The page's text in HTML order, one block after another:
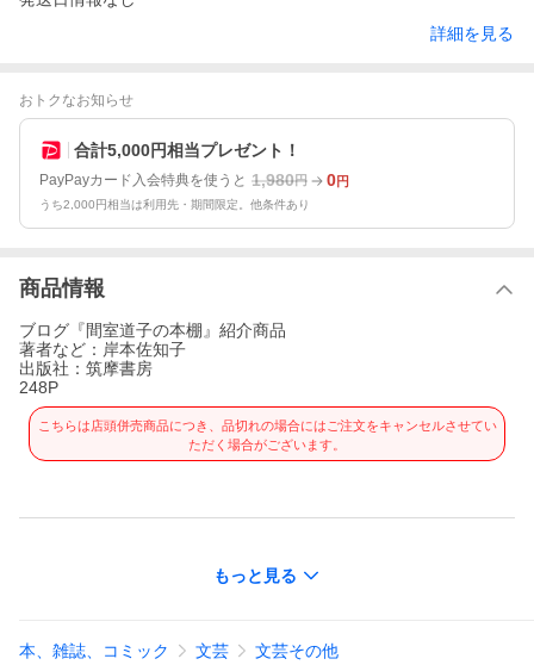
詳細を見る
おトクなお知らせ
合計5,000円相当プレゼント！
PayPayカード入会特典を使うと 1,980円 0円
うち2,000円相当は利用先・期間限定。他条件あり
商品情報
ブログ『間室道子の本棚』紹介商品
著者など：岸本佐知子
出版社：筑摩書房
248P
こちらは店頭併売商品につき、品切れの場合にはご注文をキャンセルさせてい
ただく場合がございます。
もっと見る
本、雑誌、コミック 文芸 文芸その他